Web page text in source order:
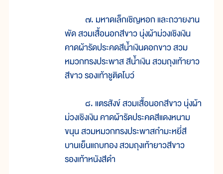
๗. มหาดเล็กเชิญหอก และถวายงาน
พัด สวมเสื้อนอกสีขาว นุ่งผ้าม่วงเชิงเงิน
คาดผ้ารัดประคดสีน้ำเงินดอกขาว สวม
หมวกทรงประพาส สีน้ำเงิน สวมถุงเท้ายาว
สีขาว รองเท้าชูติดโบว์
๘. แตรสังข์ สวมเสื้อนอกสีขาว นุ่งผ้า
ม่วงเชิงเงิน คาดผ้ารัดประคดสีแดงหนาม
ขนุน สวมหมวกทรงประพาสกำมะหยี่สี
บานเย็นแถบทอง สวมถุงเท้ายาวสีขาว
รองเท้าหนังสีดำ